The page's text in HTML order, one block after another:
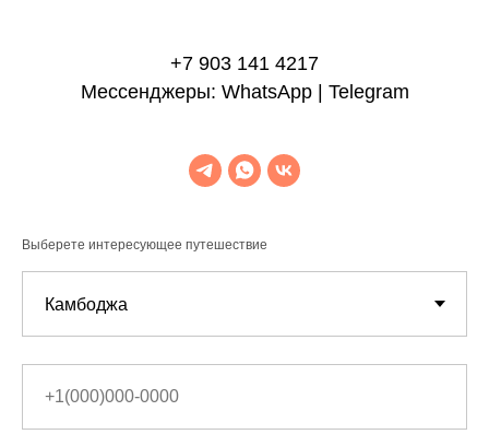
+7 903 141 4217
Мессенджеры: WhatsApp | Telegram
Выберете интересующее путешествие